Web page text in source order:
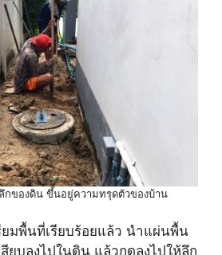
กของดิน ขึ้นอยู่ความทรุดตัวของบ้าน
ยมพื้นที่เรียบร้อยแล้ว นำแผ่นพื้น
ยบลงไปในดิน แล้วกดลงไปให้ลึก